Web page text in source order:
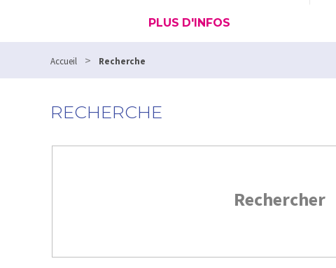
PLUS D'INFOS
Accueil > Recherche
RECHERCHE
Rechercher